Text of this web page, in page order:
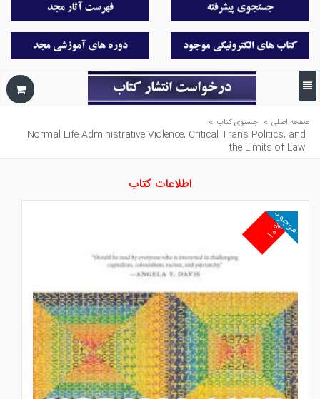
صفحه اصلی » جستوی کتاب »
Normal Life Administrative Violence, Critical Trans Politics, and
the Limits of Law
اطلاعات کتاب
۱۰%
موجود